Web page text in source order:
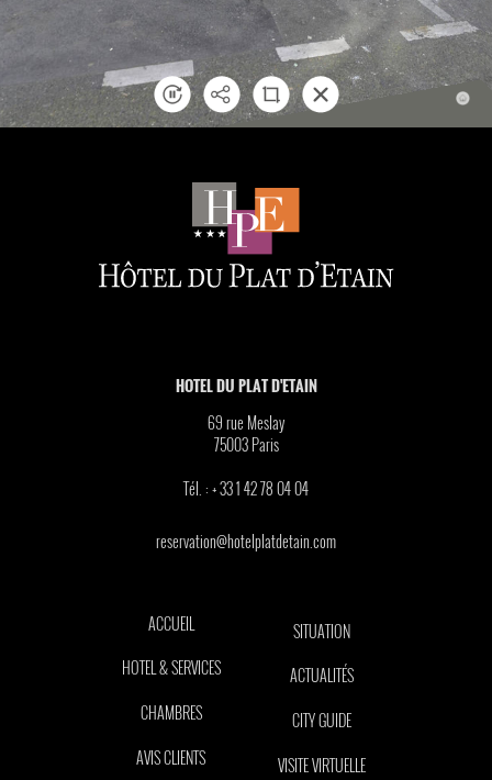
HOTEL DU PLAT D'ETAIN
69 rue Meslay
75003 Paris
Tél. : + 33 1 42 78 04 04
reservation@hotelplatdetain.com
ACCUEIL
HOTEL & SERVICES
CHAMBRES
AVIS CLIENTS
SITUATION
ACTUALITÉS
CITY GUIDE
VISITE VIRTUELLE